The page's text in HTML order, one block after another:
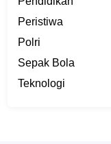
Peristiwa
Polri
Sepak Bola
Teknologi